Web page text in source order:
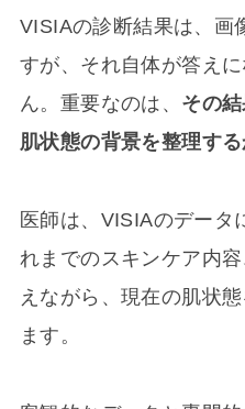
VISIAの診断結果は、画
すが、それ自体が答え
ん。重要なのは、 その
肌状態の背景を整理す
医師は、VISIAのデータ
れまでのスキンケア内
えながら、現在の肌状
ます。